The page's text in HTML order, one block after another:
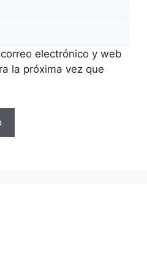
electrónico y web
la próxima vez que